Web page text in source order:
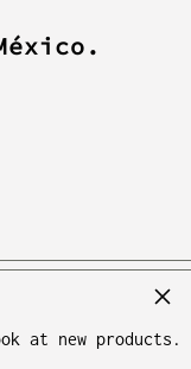
at new products.